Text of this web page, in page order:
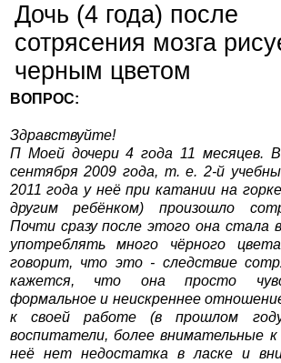
Дочь (4 года) после
сотрясения мозга
черным цветом
ВОПРОС:
Здравствуйте!
П Моей дочери 4 года 11 месяцев.
сентября 2009 года, т. е. 2-й
2011 года у неё при катании на
другим ребёнком) произошло
Почти сразу после этого она стала
употреблять много чёрного
говорит, что это - следствие
кажется, что она просто
формальное и неискреннее
к своей работе (в прошлом
воспитатели, более внимательные
неё нет недостатка в ласке и